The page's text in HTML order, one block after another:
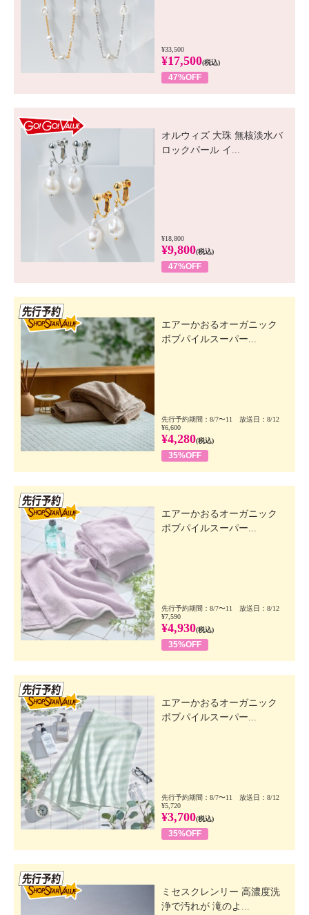
¥33,500
¥17,500(税込)
47%OFF
オルウィズ 大珠 無核淡水バ
ロックパール イ...
¥18,800
¥9,800(税込)
47%OFF
エアーかおるオーガニック
ボブパイルスーパー...
先行予約期間：8/7〜11 放送日：8/12
¥6,600
¥4,280(税込)
35%OFF
エアーかおるオーガニック
ボブパイルスーパー...
先行予約期間：8/7〜11 放送日：8/12
¥7,590
¥4,930(税込)
35%OFF
エアーかおるオーガニック
ボブパイルスーパー...
先行予約期間：8/7〜11 放送日：8/12
¥5,720
¥3,700(税込)
35%OFF
ミセスクレンリー 高濃度洗
浄で汚れが 滝のよ...